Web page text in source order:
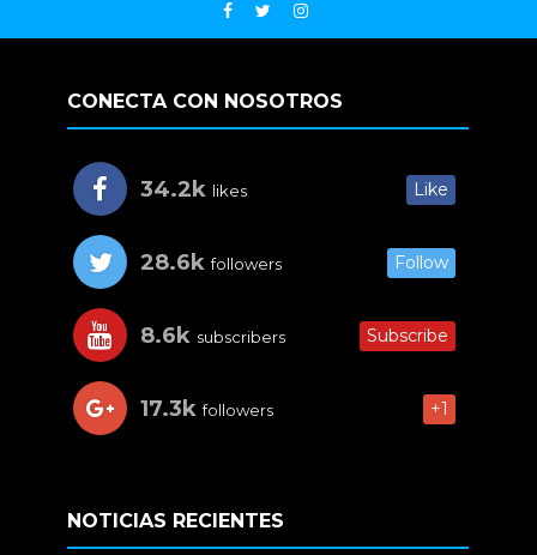
CONECTA CON NOSOTROS
34.2k likes Like
28.6k followers Follow
8.6k subscribers Subscribe
17.3k followers +1
NOTICIAS RECIENTES